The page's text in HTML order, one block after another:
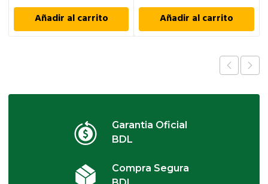
Añadir al carrito Añadir al carrito
Garantia Oficial
BDL
Compra Segura